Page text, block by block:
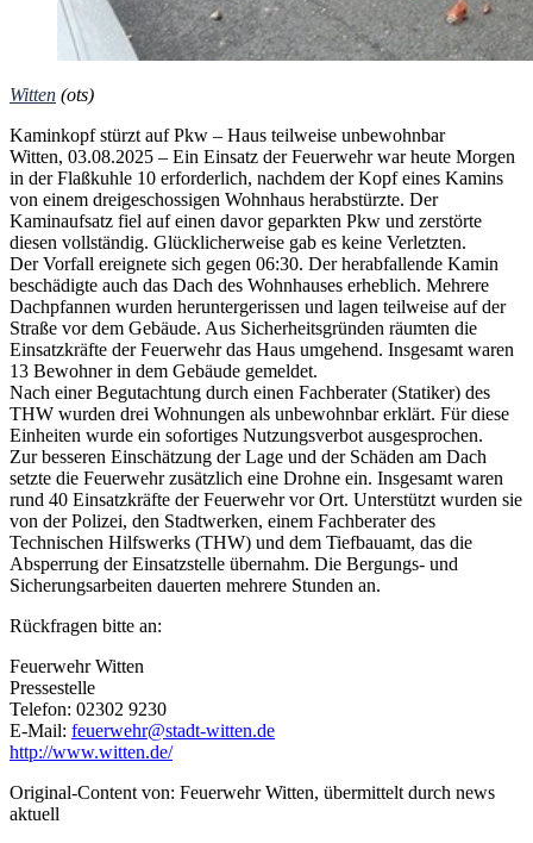
Witten (ots)
Kaminkopf stürzt auf Pkw – Haus teilweise unbewohnbar
Witten, 03.08.2025 – Ein Einsatz der Feuerwehr war heute Morgen
in der Flaßkuhle 10 erforderlich, nachdem der Kopf eines Kamins
von einem dreigeschossigen Wohnhaus herabstürzte. Der
Kaminaufsatz fiel auf einen davor geparkten Pkw und zerstörte
diesen vollständig. Glücklicherweise gab es keine Verletzten.
Der Vorfall ereignete sich gegen 06:30. Der herabfallende Kamin
beschädigte auch das Dach des Wohnhauses erheblich. Mehrere
Dachpfannen wurden heruntergerissen und lagen teilweise auf der
Straße vor dem Gebäude. Aus Sicherheitsgründen räumten die
Einsatzkräfte der Feuerwehr das Haus umgehend. Insgesamt waren
13 Bewohner in dem Gebäude gemeldet.
Nach einer Begutachtung durch einen Fachberater (Statiker) des
THW wurden drei Wohnungen als unbewohnbar erklärt. Für diese
Einheiten wurde ein sofortiges Nutzungsverbot ausgesprochen.
Zur besseren Einschätzung der Lage und der Schäden am Dach
setzte die Feuerwehr zusätzlich eine Drohne ein. Insgesamt waren
rund 40 Einsatzkräfte der Feuerwehr vor Ort. Unterstützt wurden sie
von der Polizei, den Stadtwerken, einem Fachberater des
Technischen Hilfswerks (THW) und dem Tiefbauamt, das die
Absperrung der Einsatzstelle übernahm. Die Bergungs- und
Sicherungsarbeiten dauerten mehrere Stunden an.
Rückfragen bitte an:
Feuerwehr Witten
Pressestelle
Telefon: 02302 9230
E-Mail: feuerwehr@stadt-witten.de
http://www.witten.de/
Original-Content von: Feuerwehr Witten, übermittelt durch news
aktuell